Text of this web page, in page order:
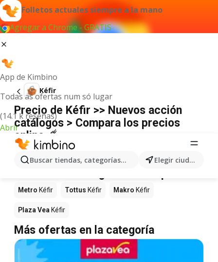
Folletos actuales siempre a la mano
Agregar a Chrome - GRATIS
App de Kimbino
Todas as ofertas num só lugar
(14.1 k reseñas)
Abrir
Buscar tiendas, categorías, productos... Elegir ciudad
Kéfir
Precio de Kéfir >> Nuevos acción
catálogos > Compara los precios
online ☄️
No hemos encontrado resultados para este
término.
Metro Kéfir Tottus Kéfir Makro Kéfir
Plaza Vea Kéfir
Más ofertas en la categoría